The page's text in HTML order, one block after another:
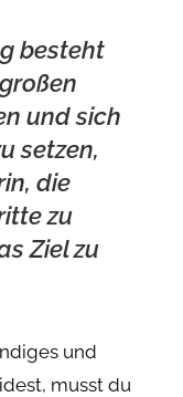
besteht
und sich
setzen,
die
zu
Ziel zu
und
musst du